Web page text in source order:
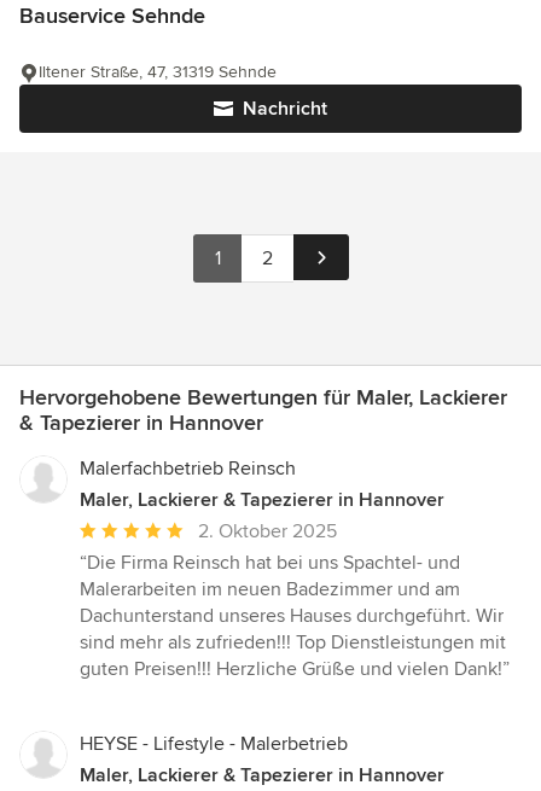
Bauservice Sehnde
Nachricht
Iltener Straße, 47, 31319 Sehnde
1 2
Hervorgehobene Bewertungen für Maler, Lackierer
& Tapezierer in Hannover
Malerfachbetrieb Reinsch
Maler, Lackierer & Tapezierer in Hannover
Durchschnittliche
Bewertung:
5
von
5
Sternen
2. Oktober 2025
“Die Firma Reinsch hat bei uns Spachtel- und
Malerarbeiten im neuen Badezimmer und am
Dachunterstand unseres Hauses durchgeführt. Wir
sind mehr als zufrieden!!! Top Dienstleistungen mit
guten Preisen!!! Herzliche Grüße und vielen Dank!”
HEYSE - Lifestyle - Malerbetrieb
Maler, Lackierer & Tapezierer in Hannover